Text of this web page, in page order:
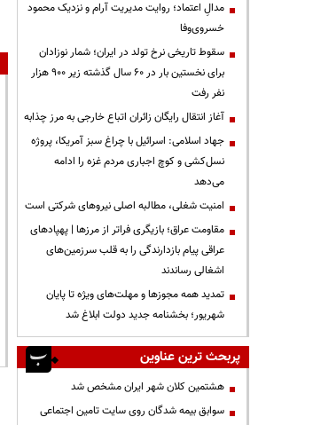
مدالِ اعتماد؛ روایت مدیریت آرام و نزدیک محمود
خسروی‌وفا
سقوط تاریخی نرخ تولد در ایران؛ شمار نوزادان
برای نخستین بار در ۶۰ سال گذشته زیر ۹۰۰ هزار
نفر رفت
آغاز انتقال رایگان زائران اتباع خارجی به مرز چذابه
جهاد اسلامی: اسرائیل با چراغ سبز آمریکا، پروژه
نسل‌کشی و کوچ اجباری مردم غزه را ادامه
می‌دهد
‌امنیت شغلی، مطالبه اصلی نیروهای شرکتی است
مقاومت عراق؛ بازیگری فراتر از مرزها | پهپادهای
عراقی پیام بازدارندگی را به قلب سرزمین‌های
اشغالی رساندند
تمدید همه مجوزها و مهلت‌های ویژه تا پایان
شهریور؛ بخشنامه جدید دولت ابلاغ شد
پربحث ترین عناوین
هشتمین کلان شهر ایران مشخص شد
سوابق بیمه شدگان روی سایت تامین اجتماعی